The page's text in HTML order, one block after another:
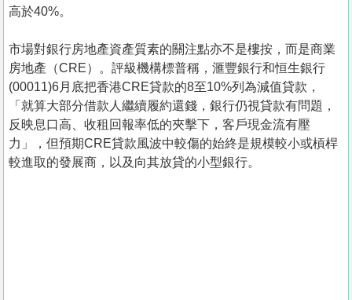
高於40%。
市場對銀行房地產資產質素的關注點亦不是樓按，而是商業
房地產（CRE）。評級機構標普稱，滙豐銀行和恒生銀行
(00011)6月底把香港CRE貸款的8至10%列為減值貸款，
「就算大部分借款人繼續履約還錢，銀行仍視貸款有問題，
反映息口高、收租回報率低的夾擊下，客戶現金流有壓
力」，但預期CRE貸款風波中較傷的始終是規模較小或槓桿
較進取的發展商，以及向其放貸的小型銀行。